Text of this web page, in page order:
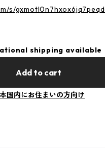
s/
shipping available
Add to cart
国内にお住まいの方向け